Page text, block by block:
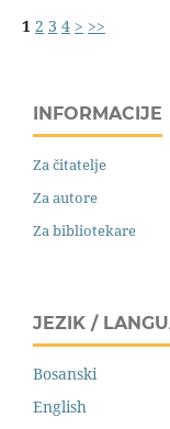
1 2 3 4 > >>
INFORMACIJE
Za čitatelje
Za autore
Za bibliotekare
JEZIK /
Bosanski
English